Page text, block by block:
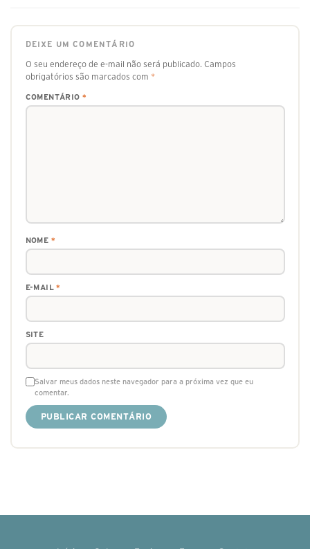
DEIXE UM COMENTÁRIO
O seu endereço de e-mail não será publicado. Campos
obrigatórios são marcados com *
COMENTÁRIO *
NOME *
E-MAIL*
SITE
Salvar meus dados neste navegador para a próxima vez que eu
comentar.